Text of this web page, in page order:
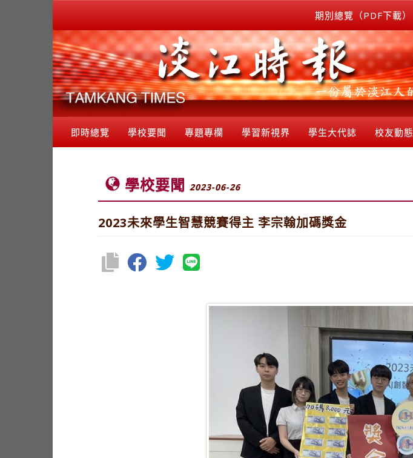
期別總覽（PDF下載）
即時總覽 學校要聞 專題專欄 學習新視界 學生大代誌 校友動態
學校要聞 2023-06-26
2023未來學生智慧競賽得主 李宗翰加碼獎金